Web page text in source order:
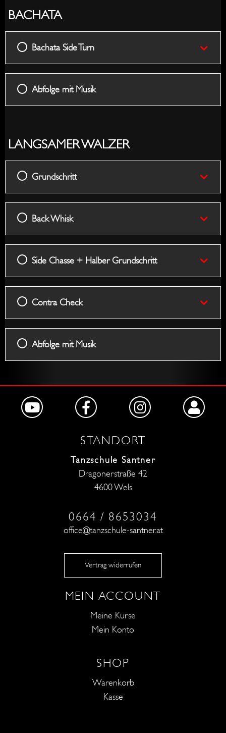
BACHATA
Bachata Side Turn
Abfolge mit Musik
LANGSAMER WALZER
Grundschritt
Back Whisk
Side Chasse + Halber Grundschritt
Contra Check
Abfolge mit Musik
STANDORT
Tanzschule Santner
Dragonerstraße 42
4600 Wels
0664 / 8653034
office@tanzschule-santner.at
Vertrag widerrufen
MEIN ACCOUNT
Meine Kurse
Mein Konto
SHOP
Warenkorb
Kasse